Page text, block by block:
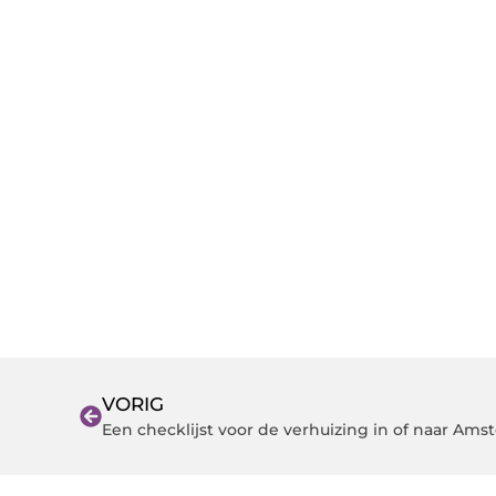
VORIG
Een checklijst voor de verhuizing in of naar